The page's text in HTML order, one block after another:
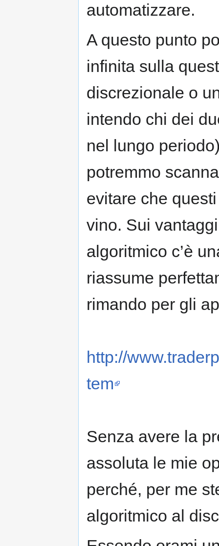
automatizzare.
A questo punto
infinita sulla
discrezionale o
intendo chi dei
nel lungo
potremmo
evitare che
vino. Sui
algoritmico c’è
riassume
rimando per gli
http://
tem
Senza avere la
assoluta le mie
perché, per me
algoritmico al